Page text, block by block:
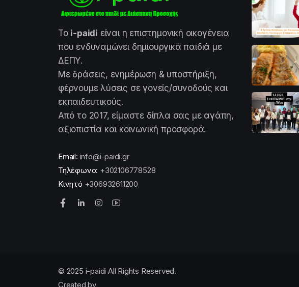
Το i-paidi είναι η επιστημονική οικογένεια
που ενδυναμώνει δημιουργικά παιδιά με
ΔΕΠΥ.
Με δράσεις, ενημέρωση & υποστήριξη,
φέρνουμε λύσεις σε γονείς/συνοδούς και
εκπαιδευτικούς.
Από το 2017, είμαστε δίπλα σας με αγάπη,
αξιοπιστία και κοινωνική προσφορά.
Email: info@i-paidi.gr
Τηλέφωνο: +302106778528
Κινητό +306932611200
© 2025 i-paidi All Rights Reserved.
Created by